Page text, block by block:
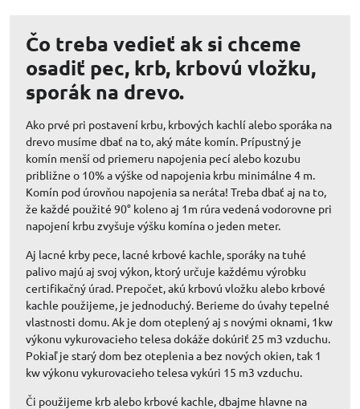
Čo treba vedieť ak si chceme
osadiť pec, krb, krbovú vložku,
sporák na drevo.
Ako prvé pri postavení krbu, krbových kachlí alebo sporáka na
drevo musíme dbať na to, aký máte komín. Prípustný je
komín menší od priemeru napojenia pecí alebo kozubu
približne o 10% a výške od napojenia krbu minimálne 4 m.
Komín pod úrovňou napojenia sa neráta! Treba dbať aj na to,
že každé použité 90° koleno aj 1m rúra vedená vodorovne pri
napojení krbu zvyšuje výšku komína o jeden meter.
Aj lacné krby pece, lacné krbové kachle, sporáky na tuhé
palivo majú aj svoj výkon, ktorý určuje každému výrobku
certifikačný úrad. Prepočet, akú krbovú vložku alebo krbové
kachle použijeme, je jednoduchý. Berieme do úvahy tepelné
vlastnosti domu. Ak je dom oteplený aj s novými oknami, 1kw
výkonu vykurovacieho telesa dokáže dokúriť 25 m3 vzduchu.
Pokiaľ je starý dom bez oteplenia a bez nových okien, tak 1
kw výkonu vykurovacieho telesa vykúri 15 m3 vzduchu.
Či použijeme krb alebo krbové kachle, dbajme hlavne na